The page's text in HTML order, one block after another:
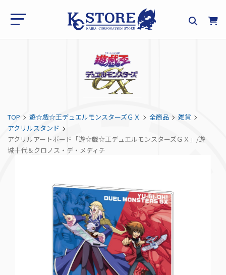
TOP 遊☆戯☆王デュエルモンスターズＧＸ 全商品
雑貨
アクリルスタンド
アクリルアートボード「遊☆戯☆王デュエルモンスターズＧＸ」/遊
城十代＆クロノス・デ・メディチ